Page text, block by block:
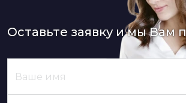
Оставьте заявку и мы Вам